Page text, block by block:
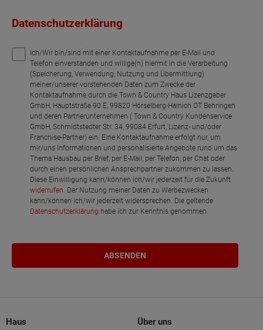
Datenschutzerklärung
Ich/Wir bin/sind mit einer Kontaktaufnahme per E-Mail und
Telefon einverstanden und willige(n) hiermit in die Verarbeitung
(Speicherung, Verwendung, Nutzung und Übermittlung)
meiner/unserer vorstehenden Daten zum Zwecke der
Kontaktaufnahme durch die Town & Country Haus Lizenzgeber
GmbH, Hauptstraße 90 E, 99820 Hörselberg-Hainich OT Behringen
und deren Partnerunternehmen ( Town & Country Kundenservice
GmbH, Schmidtstedter Str. 34, 99084 Erfurt, Lizenz- und/oder
Franchise-Partner) ein. Eine Kontaktaufnahme erfolgt nur, um
mir/uns Informationen und personalisierte Angebote rund um das
Thema Hausbau per Brief, per E-Mail, per Telefon, per Chat oder
durch einen persönlichen Ansprechpartner zukommen zu lassen.
Diese Einwilligung kann/können ich/wir jederzeit für die Zukunft
widerrufen. Der Nutzung meiner Daten zu Werbezwecken
kann/können ich/wir jederzeit widersprechen. Die geltende
Datenschutzerklärung habe ich zur Kenntnis genommen.
Haus Über uns